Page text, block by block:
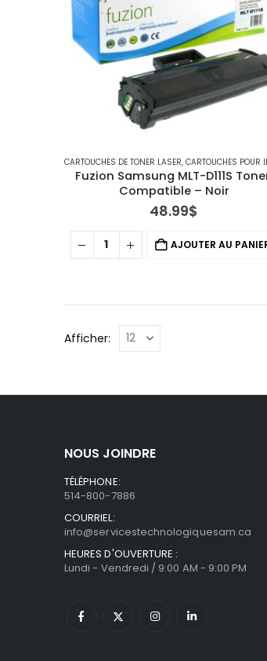
CARTOUCHES DE TONER LASER, CARTOUCHES POUR IMPRIMANTES
Fuzion Samsung MLT-D111S
Compatible – Noir
48.99$
AJOUTER AU
Afficher:
NOUS JOINDRE
TÉLÉPHONE:
514-800-7886
COURRIEL:
info@servicestechnologiquesam.ca
HEURES D'OUVERTURE :
Lundi - Vendredi / 9:00 AM - 9:00 PM